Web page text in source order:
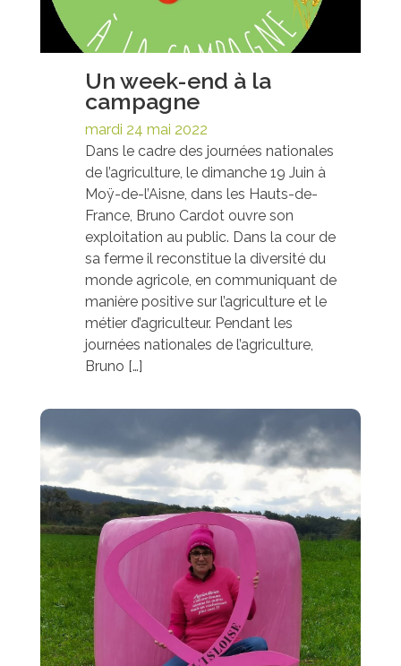
Un week-end à la
campagne
mardi 24 mai 2022
Dans le cadre des journées nationales
de l’agriculture, le dimanche 19 Juin à
Moÿ-de-l’Aisne, dans les Hauts-de-
France, Bruno Cardot ouvre son
exploitation au public. Dans la cour de
sa ferme il reconstitue la diversité du
monde agricole, en communiquant de
manière positive sur l’agriculture et le
métier d’agriculteur. Pendant les
journées nationales de l’agriculture,
Bruno […]